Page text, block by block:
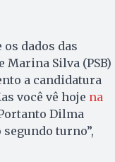
dados das
Silva (PSB)
a candidatura
você vê hoje na
Dilma
turno”,